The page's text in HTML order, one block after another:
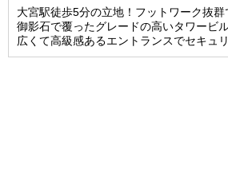
大宮駅徒歩5分の立地！フットワーク抜群
御影石で覆ったグレードの高いタワービ
広くて高級感あるエントランスでセキュ